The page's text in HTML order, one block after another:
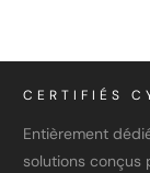
CERTIFIÉS
Entièrement
solutions conçus